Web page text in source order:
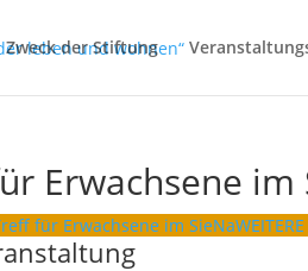
Zweck der Stiftung
Erwachsene im
für Erwachsene im SieNa